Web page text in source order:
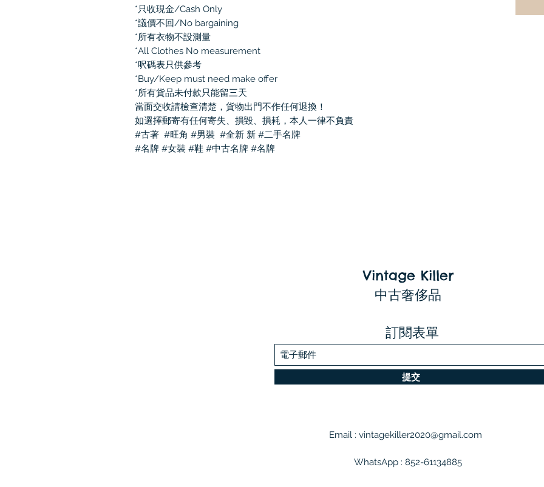
*只收現金/Cash Only
*議價不回/No bargaining
*所有衣物不設測量
*All Clothes No measurement
*呎碼表只供參考
*Buy/Keep must need make offer
*所有貨品未付款只能留三天
當面交收請檢查清楚，貨物出門不作任何退換！
如選擇郵寄有任何寄失、損毀、損耗，本人一律不負責
#古著  #旺角 #男裝  #全新 新 #二手名牌
#名牌 #女裝 #鞋 #中古名牌 #名牌
Vintage Killer
中古奢侈品
訂閱表單
提交
Email : vintagekiller2020@gmail.com
WhatsApp : 852-61134885